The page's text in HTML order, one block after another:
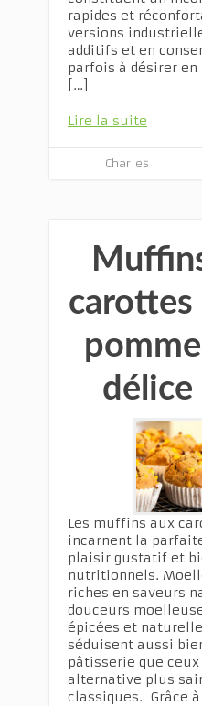
rapides et
versions
additifs et en
parfois à désirer
[…]
Lire la suite
Charles
carottes
délice
Les muffins aux
incarnent la
plaisir gustatif et
nutritionnels.
riches en saveurs
douceurs
épicées et
séduisent aussi
pâtisserie que
alternative plus
classiques. Grâce